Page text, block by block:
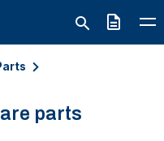
Offerte
parts